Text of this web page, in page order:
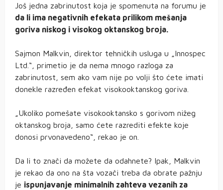
Još jedna zabrinutost koja je spomenuta na forumu je
da li ima negativnih efekata prilikom mešanja
goriva niskog i visokog oktanskog broja.
Sajmon Malkvin, direktor tehničkih usluga u „Innospec
Ltd.“, primetio je da nema mnogo razloga za
zabrinutost, sem ako vam nije po volji što ćete imati
donekle razređen efekat visokooktanskog goriva.
„Ukoliko pomešate visokooktansko s gorivom nižeg
oktanskog broja, samo ćete razrediti efekte koje
donosi prvonavedeno“, rekao je on.
Da li to znači da možete da odahnete? Ipak, Malkvin
je rekao da ono na šta vozači treba da obrate pažnju
je ispunjavanje minimalnih zahteva vezanih za